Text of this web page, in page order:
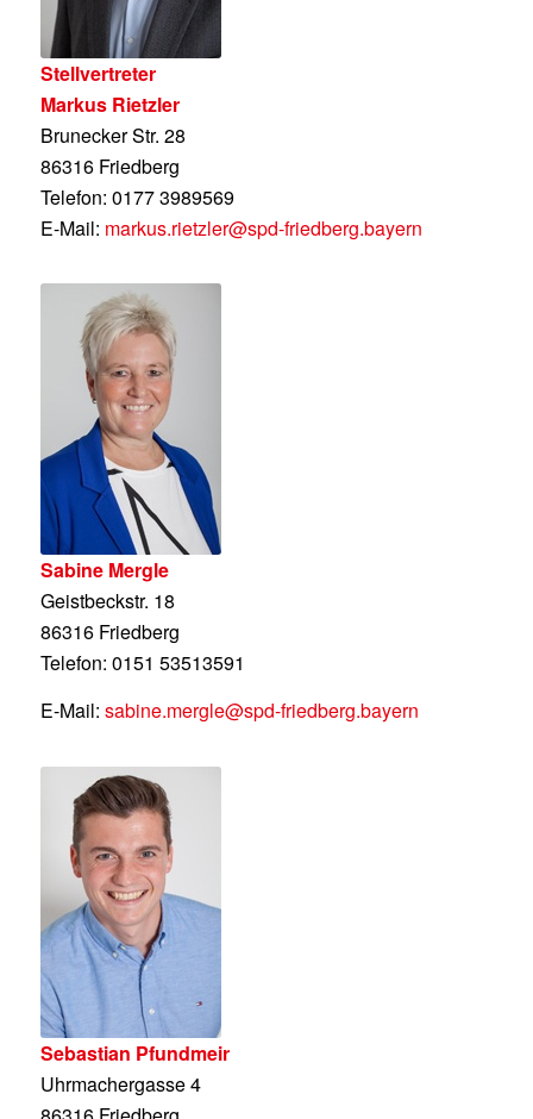
Stellvertreter
Markus Rietzler
Brunecker Str. 28
86316 Friedberg
Telefon: 0177 3989569
E-Mail: markus.rietzler@spd-friedberg.bayern
Sabine Mergle
Geistbeckstr. 18
86316 Friedberg
Telefon: 0151 53513591
E-Mail: sabine.mergle@spd-friedberg.bayern
Sebastian Pfundmeir
Uhrmachergasse 4